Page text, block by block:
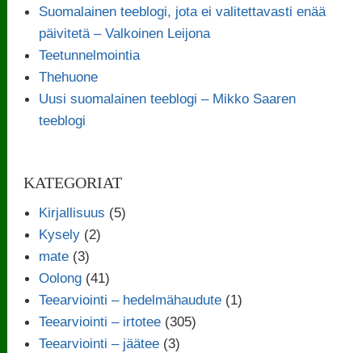
Suomalainen teeblogi, jota ei valitettavasti enää
päivitetä – Valkoinen Leijona
Teetunnelmointia
Thehuone
Uusi suomalainen teeblogi – Mikko Saaren
teeblogi
KATEGORIAT
Kirjallisuus (5)
Kysely (2)
mate (3)
Oolong (41)
Teearviointi – hedelmähaudute (1)
Teearviointi – irtotee (305)
Teearviointi – jäätee (3)